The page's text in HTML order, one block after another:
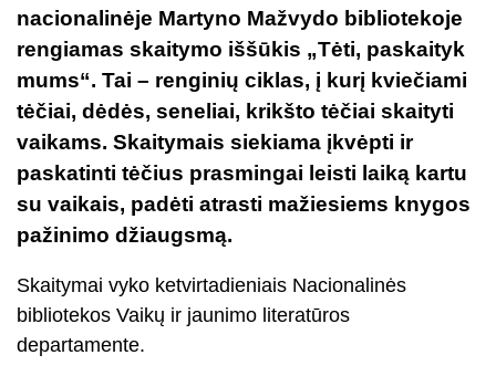
nacionalinėje Martyno Mažvydo bibliotekoje
rengiamas skaitymo iššūkis „Tėti, paskaityk
mums“. Tai – renginių ciklas, į kurį kviečiami
tėčiai, dėdės, seneliai, krikšto tėčiai skaityti
vaikams. Skaitymais siekiama įkvėpti ir
paskatinti tėčius prasmingai leisti laiką kartu
su vaikais, padėti atrasti mažiesiems knygos
pažinimo džiaugsmą.
Skaitymai vyko ketvirtadieniais Nacionalinės
bibliotekos Vaikų ir jaunimo literatūros
departamente.